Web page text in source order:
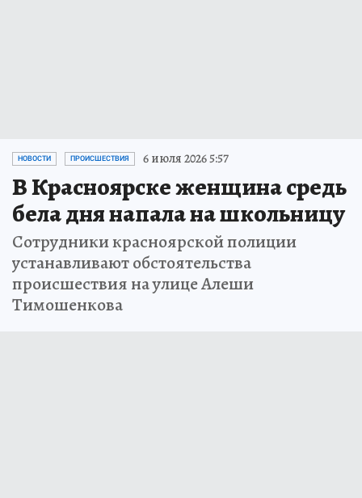
НОВОСТИ ПРОИСШЕСТВИЯ 6 июля 2026 5:57
В Красноярске женщина средь
бела дня напала на школьницу
Сотрудники красноярской полиции
устанавливают обстоятельства
происшествия на улице Алеши
Тимошенкова